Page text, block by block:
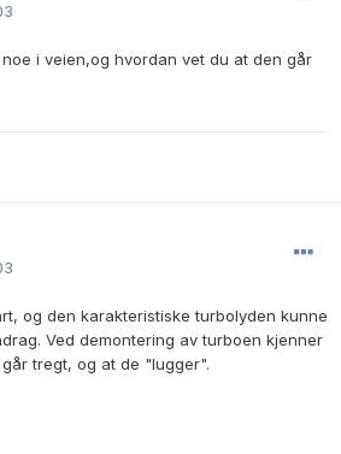
i veien,og hvordan vet du at den går
og den karakteristiske turbolyden kunne
Ved demontering av turboen kjenner
tregt, og at de "lugger".